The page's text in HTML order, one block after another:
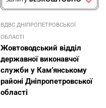
ВДВС ДНІПРОПЕТРОВСЬКОЇ
ОБЛАСТІ
Жовтоводський відділ
державної виконавчої
служби у Кам’янському
районі Дніпропетровської
області